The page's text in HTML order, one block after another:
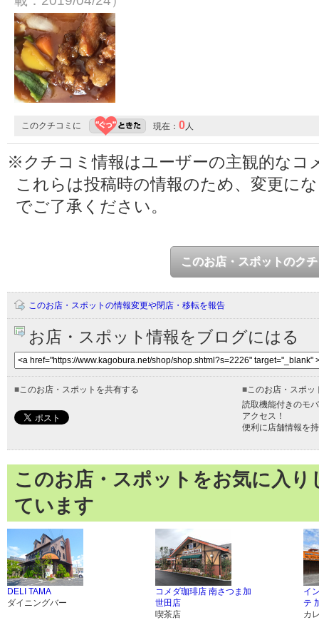
このクチコミに 現在： 0人
※クチコミ情報はユーザーの主観的なコ
これらは投稿時の情報のため、変更に
でご了承ください。
このお店・スポットのク
このお店・スポットの情報変更や閉店・移転を報告
お店・スポット情報をブログにはる
■このお店・スポットを共有する ■このお店・スポッ
読取機能付きのモ
アクセス！
便利に店舗情報を
このお店・スポットをお気に入
ています
DELI TAMA
ダイニングバー
コメダ珈琲店 南さつま加
世田店
喫茶店
イ
テ
カ